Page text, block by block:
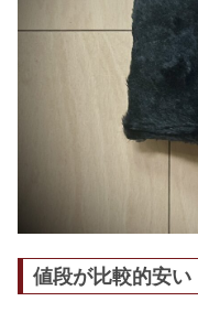
値段が比較的安い